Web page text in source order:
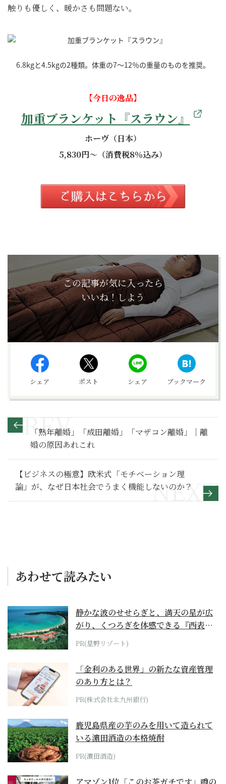
触りも優しく、暖かさも問題ない。
6.8kgと4.5kgの2種類。体重の7～12％の重量のものを推奨。
【今日の逸品】
加重ブランケット『スラウン』
ホーヴ（日本）
5,830円～（消費税8％込み）
この記事が気に入ったら
いいね！しよう
シェア ポスト シェア ブックマーク
「熟年離婚」「成田離婚」「マザコン離婚」｜離
婚の原因あれこれ
【ビジネスの極意】欧米式「モチベーション理
論」が、なぜ日本社会でうまく機能しないのか？
あわせて読みたい
静かな波のせせらぎと、満天の星が広
がり、くつろぎを体感できる『西表島
ホテル by...
PR(星野リゾート)
「金利のある世界」の新たな資産管理
のあり方とは？
PR(株式会社北九州銀行)
鹿児島県産の芋のみを用いて造られて
いる濵田酒造の本格焼酎
PR(濵田酒造)